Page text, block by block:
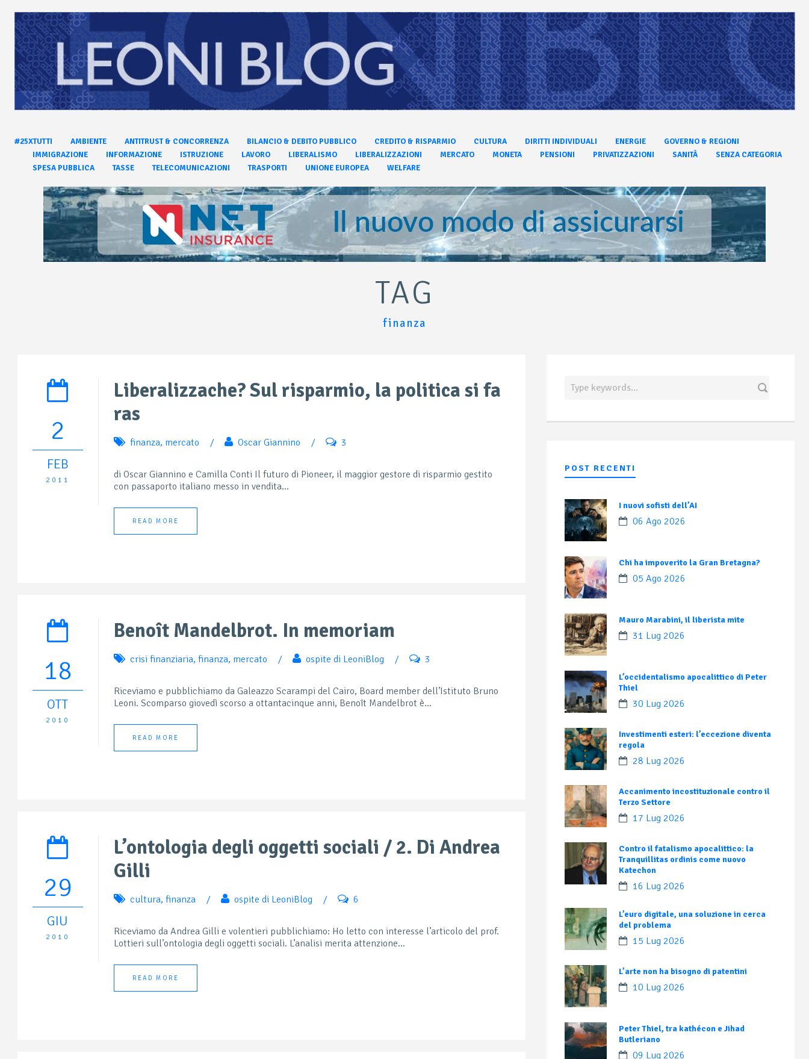
#25XTUTTI AMBIENTE ANTITRUST & CONCORRENZA BILANCIO & DEBITO PUBBLICO CREDITO & RISPARMIO CULTURA DIRITTI INDIVIDUALI ENERGIE
GOVERNO & REGIONI
IMMIGRAZIONE
INFORMAZIONE ISTRUZIONE LAVORO LIBERALISMO LIBERALIZZAZIONI MERCATO MONETA PENSIONI PRIVATIZZAZIONI SANITÀ
SENZA CATEGORIA
SPESA PUBBLICA
TASSE TELECOMUNICAZIONI TRASPORTI UNIONE EUROPEA WELFARE
TAG
finanza
2
FEB
2011
Liberalizzache? Sul risparmio, la politica si fa
ras
finanza, mercato / Oscar Giannino / 3
di Oscar Giannino e Camilla Conti Il futuro di Pioneer, il maggior gestore di risparmio gestito
con passaporto italiano messo in vendita...
READ MORE
18
OTT
2010
Benoît Mandelbrot. In memoriam
crisi finanziaria, finanza, mercato / ospite di LeoniBlog / 3
Riceviamo e pubblichiamo da Galeazzo Scarampi del Cairo, Board member dell’Istituto Bruno
Leoni. Scomparso giovedì scorso a ottantacinque anni, Benoît Mandelbrot è...
READ MORE
29
GIU
2010
L’ontologia degli oggetti sociali / 2. Di Andrea
Gilli
cultura, finanza / ospite di LeoniBlog / 6
Riceviamo da Andrea Gilli e volentieri pubblichiamo: Ho letto con interesse l’articolo del prof.
Lottieri sull’ontologia degli oggetti sociali. L’analisi merita attenzione...
READ MORE
POST RECENTI
I nuovi sofisti dell’AI
06 Ago 2026
Chi ha impoverito la Gran Bretagna?
05 Ago 2026
Mauro Marabini, il liberista mite
31 Lug 2026
L’occidentalismo apocalittico di Peter
Thiel
30 Lug 2026
Investimenti esteri: l’eccezione diventa
regola
28 Lug 2026
Accanimento incostituzionale contro il
Terzo Settore
17 Lug 2026
Contro il fatalismo apocalittico: la
Tranquillitas ordinis come nuovo
Katechon
16 Lug 2026
L’euro digitale, una soluzione in cerca
del problema
15 Lug 2026
L’arte non ha bisogno di patentini
10 Lug 2026
Peter Thiel, tra kathécon e Jihad
Butleriano
09 Lug 2026